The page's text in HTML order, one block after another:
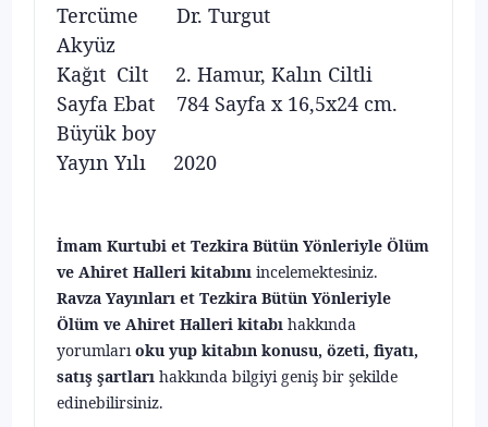
Tercüme Dr. Turgut
Akyüz
Kağıt Cilt 2. Hamur, Kalın Ciltli
Sayfa Ebat 784 Sayfa x 16,5x24 cm.
Büyük boy
Yayın Yılı 2020
İmam Kurtubi et Tezkira Bütün Yönleriyle Ölüm
ve Ahiret Halleri kitabını incelemektesiniz.
Ravza Yayınları et Tezkira Bütün Yönleriyle
Ölüm ve Ahiret Halleri kitabı hakkında
yorumları oku yup kitabın konusu, özeti, fiyatı,
satış şartları hakkında bilgiyi geniş bir şekilde
edinebilirsiniz.